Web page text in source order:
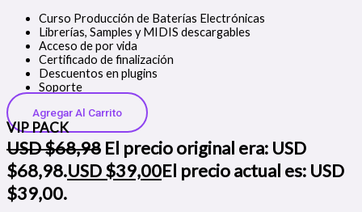
Curso Producción de Baterías Electrónicas
Librerías, Samples y MIDIS descargables
Acceso de por vida
Certificado de finalización
Descuentos en plugins
Soporte
Agregar Al Carrito
VIP PACK
USD $68,98 El precio original era: USD
$68,98.USD $39,00El precio actual es: USD
$39,00.